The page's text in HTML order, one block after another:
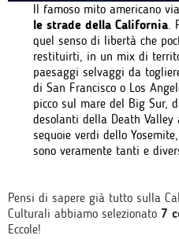
Il famoso mito americano
le strade della California.
quel senso di libertà che
restituirti, in un mix di
paesaggi selvaggi da
di San Francisco o Los
picco sul mare del Big Sur,
desolanti della Death Valley
sequoie verdi dello
sono veramente tanti e
Pensi di sapere già tutto sulla
Culturali abbiamo selezionato 7
Eccole!